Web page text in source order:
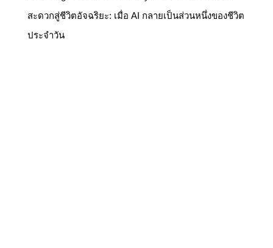
สะดวกสู่ชีวิตอัจฉริยะ: เมื่อ AI กลายเป็นส่วนหนึ่งของชีวิต
ประจำวัน